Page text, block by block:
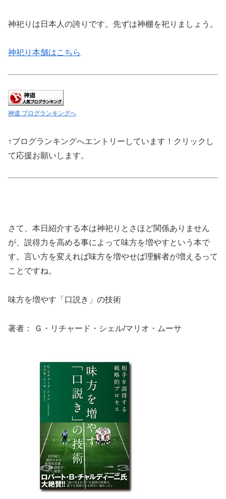
神祀りは日本人の誇りです。先ずは神棚を祀りましょう。
神祀り本舗はこちら
神道 ブログランキングへ
↑ブログランキングへエントリーしています！クリックし
て応援お願いします。
さて、本日紹介する本は神祀りとさほど関係ありません
が、説得力を高める事によって味方を増やすという本で
す。言い方を変えれば味方を増やせば理解者が増えるって
ことですね。
味方を増やす「口説き」の技術
著者： Ｇ・リチャード・シェル/マリオ・ムーサ